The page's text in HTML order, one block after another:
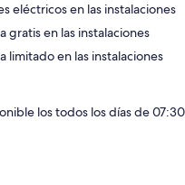
eléctricos en las instalaciones
gratis en las instalaciones
limitado en las instalaciones
los todos los días de 07:30